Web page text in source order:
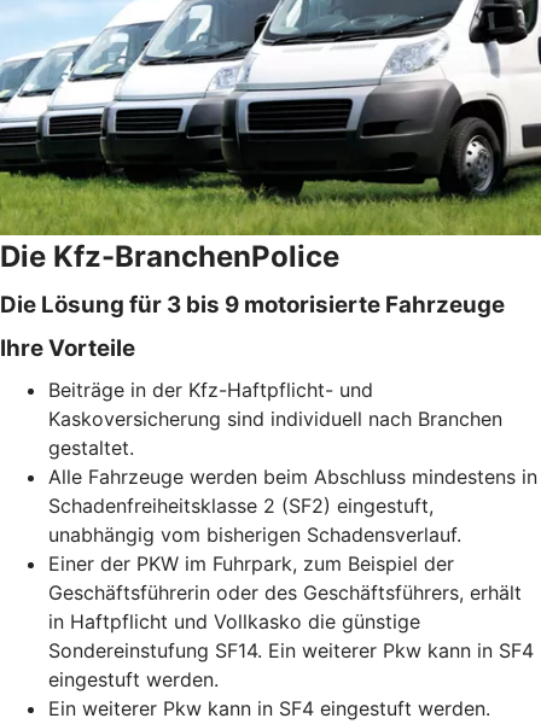
Die Kfz-BranchenPolice
Die Lösung für 3 bis 9 motorisierte Fahrzeuge
Ihre Vorteile
Beiträge in der Kfz-Haftpflicht- und
Kaskoversicherung sind individuell nach Branchen
gestaltet.
Alle Fahrzeuge werden beim Abschluss mindestens in
Schadenfreiheitsklasse 2 (SF2) eingestuft,
unabhängig vom bisherigen Schadensverlauf.
Einer der PKW im Fuhrpark, zum Beispiel der
Geschäftsführerin oder des Geschäftsführers, erhält
in Haftpflicht und Vollkasko die günstige
Sondereinstufung SF14. Ein weiterer Pkw kann in SF4
eingestuft werden.
Ein weiterer Pkw kann in SF4 eingestuft werden.